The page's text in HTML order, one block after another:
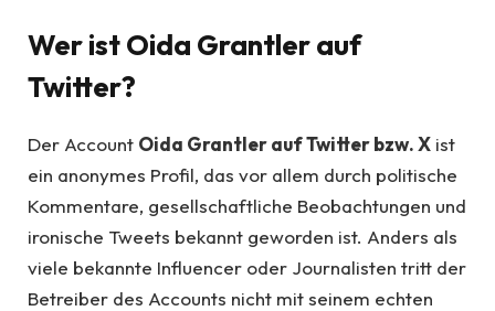
Wer ist Oida Grantler auf
Twitter?
Der Account Oida Grantler auf Twitter bzw. X ist
ein anonymes Profil, das vor allem durch politische
Kommentare, gesellschaftliche Beobachtungen und
ironische Tweets bekannt geworden ist. Anders als
viele bekannte Influencer oder Journalisten tritt der
Betreiber des Accounts nicht mit seinem echten